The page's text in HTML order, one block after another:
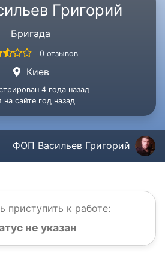
Григорий
Бригада
0 отзывов
Киев
4 года назад
на сайте год назад
ФОП Васильев Григорий
приступить к работе:
не указан